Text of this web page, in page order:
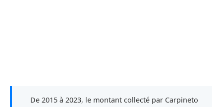
De 2015 à 2023, le montant collecté par Carpineto